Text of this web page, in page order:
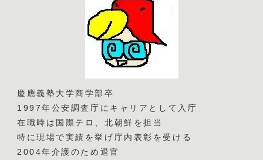
慶應義塾大学商学部卒
1997年公安調査庁にキャリアとして入庁
在職時は国際テロ、北朝鮮を担当
特に現場で実績を挙げ庁内表彰を受ける
2004年介護のため退官